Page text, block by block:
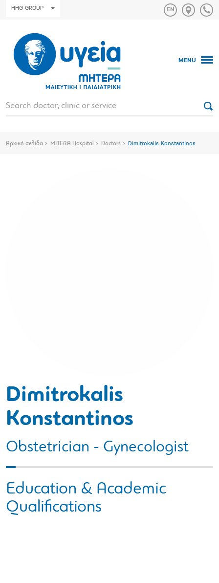
HHG GROUP
MENU
Αρχική σελίδα MITERA Hospital Doctors Dimitrokalis Konstantinos
Dimitrokalis
Konstantinos
Obstetrician - Gynecologist
Education & Academic
Qualifications